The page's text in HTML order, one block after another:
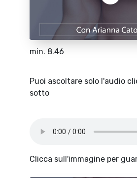
min. 8.46
Puoi ascoltare solo l'audio
sotto
Clicca sull'immagine per